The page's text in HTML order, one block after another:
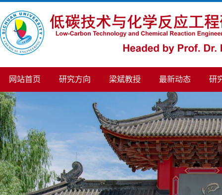
网站首页 研究方向 梁斌教授 最新动态 研